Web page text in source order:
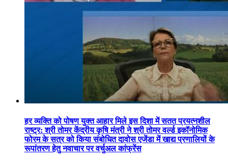
हर व्यक्ति को पोषण युक्त आहार मिले इस दिशा में सतत प्रयत्नशील
राष्ट्र: श्री तोमर केंद्रीय कृषि मंत्री ने श्री तोमर वर्ल्ड इकॉनोमिक
फोरम के सत्र को किया संबोधित दावोस एजेंडा में खाद्य प्रणालियों के
रूपांतरण हेतु नवाचार पर वर्चुअल कांफ्रेंस